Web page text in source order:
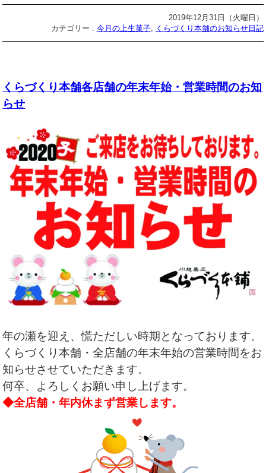
2019年12月31日（火曜日）
カテゴリー : 今月の上生菓子, くらづくり本舗のお知らせ日記
くらづくり本舗各店舗の年末年始・営業時間のお知
らせ
年の瀬を迎え、慌ただしい時期となっております。
くらづくり本舗・全店舗の年末年始の営業時間をお
知らせさせていただきます。
何卒、よろしくお願い申し上げます。
◆全店舗・年内休まず営業します。